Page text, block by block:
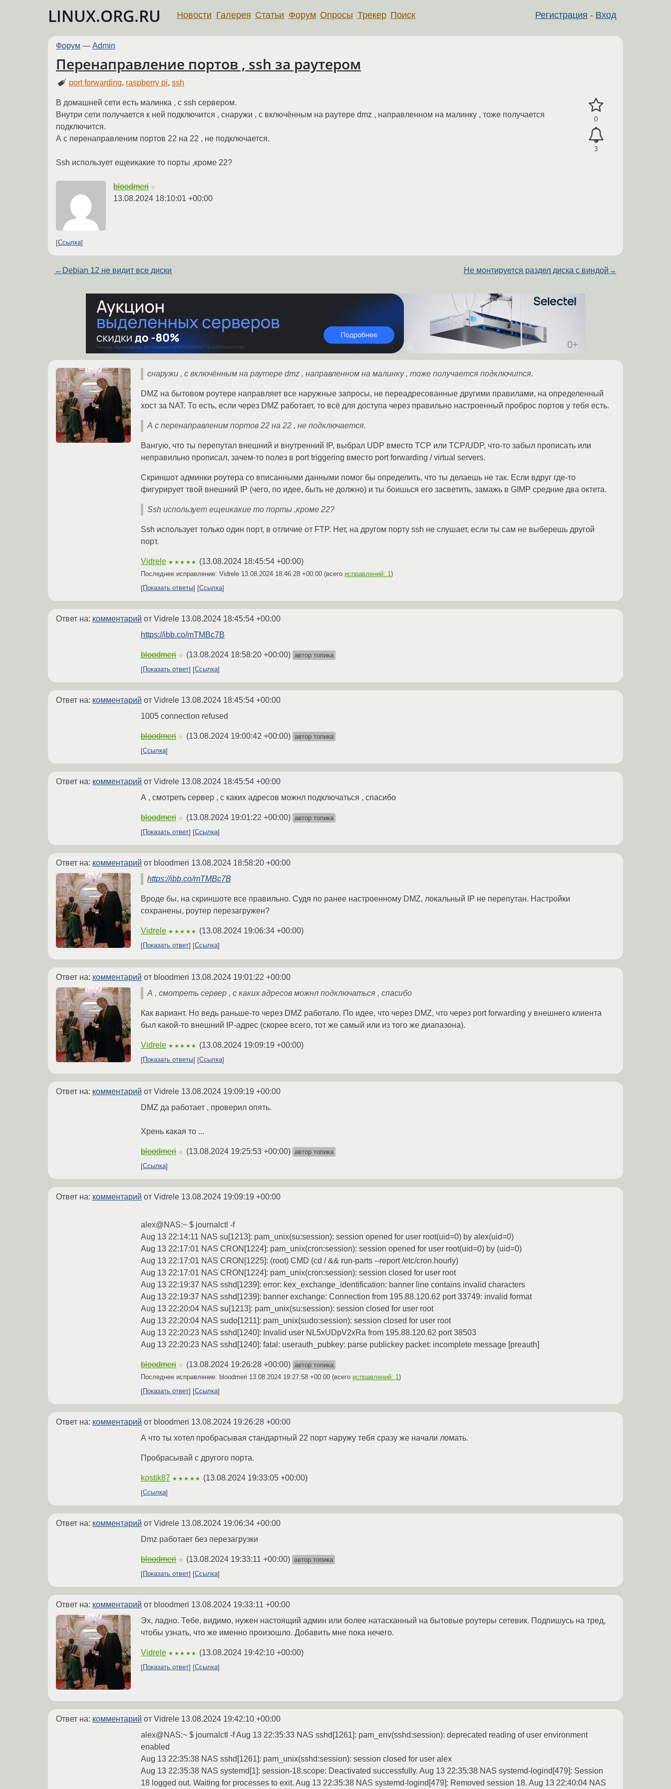
LINUX.ORG.RU Регистрация - Вход
Новости Галерея Статьи Форум Опросы Трекер Поиск
Форум — Admin
Перенаправление портов , ssh за раутером
port forwarding, raspberry pi,ssh
0
3
В домашней сети есть малинка , с ssh сервером.
Внутри сети получается к ней подключится , снаружи , с включённым на раутере dmz , направленном на малинку , тоже получается
подключится.
А с перенаправленим портов 22 на 22 , не подключается.
Ssh использует ещеикакие то порты ,кроме 22?
bloodmeri ☆
13.08.2024 18:10:01 +00:00
Ссылка
← Debian 12 не видит все диски Не монтируется раздел диска с виндой →
снаружи , с включённым на раутере dmz , направленном на малинку , тоже получается подключится.
DMZ на бытовом роутере направляет все наружные запросы, не переадресованные другими правилами, на определенный
хост за NAT. То есть, если через DMZ работает, то всё для доступа через правильно настроенный проброс портов у тебя есть.
А с перенаправленим портов 22 на 22 , не подключается.
Вангую, что ты перепутал внешний и внутренний IP, выбрал UDP вместо TCP или TCP/UDP, что-то забыл прописать или
неправильно прописал, зачем-то полез в port triggering вместо port forwarding / virtual servers.
Скриншот админки роутера со вписанными данными помог бы определить, что ты делаешь не так. Если вдруг где-то
фигурирует твой внешний IP (чего, по идее, быть не должно) и ты боишься его засветить, замажь в GIMP средние два октета.
Ssh использует ещеикакие то порты ,кроме 22?
Ssh использует только один порт, в отличие от FTP. Нет, на другом порту ssh не слушает, если ты сам не выберешь другой
порт.
Vidrele ★★★★★ (13.08.2024 18:45:54 +00:00)
Последнее исправление: Vidrele 13.08.2024 18:46:28 +00:00 (всего исправлений: 1 )
Показать ответы
Ссылка
Ответ на: комментарий от Vidrele 13.08.2024 18:45:54 +00:00
https://ibb.co/mTMBc7B
bloodmeri ☆ (13.08.2024 18:58:20 +00:00) автор топика
Показать ответ
Ссылка
Ответ на: комментарий от Vidrele 13.08.2024 18:45:54 +00:00
1005 connection refused
bloodmeri ☆ (13.08.2024 19:00:42 +00:00) автор топика
Ссылка
Ответ на: комментарий от Vidrele 13.08.2024 18:45:54 +00:00
А , смотреть сервер , с каких адресов можнл подключаться , спасибо
bloodmeri ☆ (13.08.2024 19:01:22 +00:00) автор топика
Показать ответ
Ссылка
Ответ на: комментарий от bloodmeri 13.08.2024 18:58:20 +00:00
https://ibb.co/mTMBc7B
Вроде бы, на скриншоте все правильно. Судя по ранее настроенному DMZ, локальный IP не перепутан. Настройки
сохранены, роутер перезагружен?
Vidrele ★★★★★ (13.08.2024 19:06:34 +00:00)
Показать ответ Ссылка
Ответ на: комментарий от bloodmeri 13.08.2024 19:01:22 +00:00
А , смотреть сервер , с каких адресов можнл подключаться , спасибо
Как вариант. Но ведь раньше-то через DMZ работало. По идее, что через DMZ, что через port forwarding у внешнего клиента
был какой-то внешний IP-адрес (скорее всего, тот же самый или из того же диапазона).
Vidrele ★★★★★ (13.08.2024 19:09:19 +00:00)
Показать ответы Ссылка
Ответ на: комментарий от Vidrele 13.08.2024 19:09:19 +00:00
DMZ да работает , проверил опять.
Хрень какая то ...
bloodmeri ☆ (13.08.2024 19:25:53 +00:00) автор топика
Ссылка
Ответ на: комментарий от Vidrele 13.08.2024 19:09:19 +00:00
alex@NAS:~ $ journalctl -f
Aug 13 22:14:11 NAS su[1213]: pam_unix(su:session): session opened for user root(uid=0) by alex(uid=0)
Aug 13 22:17:01 NAS CRON[1224]: pam_unix(cron:session): session opened for user root(uid=0) by (uid=0)
Aug 13 22:17:01 NAS CRON[1225]: (root) CMD (cd / && run-parts --report /etc/cron.hourly)
Aug 13 22:17:01 NAS CRON[1224]: pam_unix(cron:session): session closed for user root
Aug 13 22:19:37 NAS sshd[1239]: error: kex_exchange_identification: banner line contains invalid characters
Aug 13 22:19:37 NAS sshd[1239]: banner exchange: Connection from 195.88.120.62 port 33749: invalid format
Aug 13 22:20:04 NAS su[1213]: pam_unix(su:session): session closed for user root
Aug 13 22:20:04 NAS sudo[1211]: pam_unix(sudo:session): session closed for user root
Aug 13 22:20:23 NAS sshd[1240]: Invalid user NL5xUDpV2xRa from 195.88.120.62 port 38503
Aug 13 22:20:23 NAS sshd[1240]: fatal: userauth_pubkey: parse publickey packet: incomplete message [preauth]
bloodmeri ☆ (13.08.2024 19:26:28 +00:00) автор топика
Последнее исправление: bloodmeri 13.08.2024 19:27:58 +00:00 (всего исправлений: 1 )
Показать ответ
Ссылка
Ответ на: комментарий от bloodmeri 13.08.2024 19:26:28 +00:00
А что ты хотел пробрасывая стандартный 22 порт наружу тебя сразу же начали ломать.
Пробрасывай с другого порта.
kostik87 ★★★★★ (13.08.2024 19:33:05 +00:00)
Ссылка
Ответ на: комментарий от Vidrele 13.08.2024 19:06:34 +00:00
Dmz работает без перезагрузки
bloodmeri ☆ (13.08.2024 19:33:11 +00:00) автор топика
Показать ответ
Ссылка
Ответ на: комментарий от bloodmeri 13.08.2024 19:33:11 +00:00
Эх, ладно. Тебе, видимо, нужен настоящий админ или более натасканный на бытовые роутеры сетевик. Подпишусь на тред,
чтобы узнать, что же именно произошло. Добавить мне пока нечего.
Vidrele ★★★★★ (13.08.2024 19:42:10 +00:00)
Показать ответ Ссылка
Ответ на: комментарий от Vidrele 13.08.2024 19:42:10 +00:00
alex@NAS:~ $ journalctl -f Aug 13 22:35:33 NAS sshd[1261]: pam_env(sshd:session): deprecated reading of user environment
enabled
Aug 13 22:35:38 NAS sshd[1261]: pam_unix(sshd:session): session closed for user alex
Aug 13 22:35:38 NAS systemd[1]: session-18.scope: Deactivated successfully. Aug 13 22:35:38 NAS systemd-logind[479]: Session
18 logged out. Waiting for processes to exit. Aug 13 22:35:38 NAS systemd-logind[479]: Removed session 18. Aug 13 22:40:04 NAS